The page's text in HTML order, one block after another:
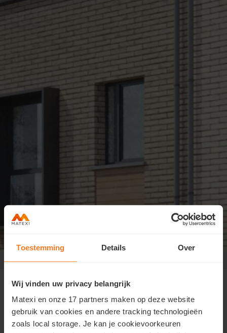
Toestemming Details Over
Wij vinden uw privacy belangrijk
Matexi en onze 17 partners maken op deze website
gebruik van cookies en andere tracking technologieën
zoals local storage. Je kan je cookievoorkeuren
Genappe I-Dyle > Contact
Nous contacter